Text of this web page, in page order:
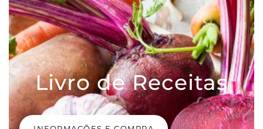
Livro de Receitas